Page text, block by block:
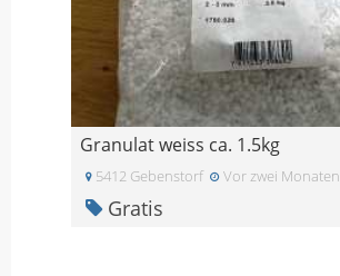
Granulat weiss ca. 1.5kg
5412 Gebenstorf Vor zwei Monaten
Gratis